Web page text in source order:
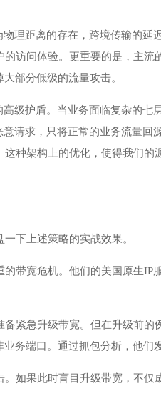
理距离的存在，跨境传输的
访问体验。更重要的是，主
部分低级的流量攻击。
级护盾。当业务面临复杂的
请求，只将正常的业务流量
种架构上的优化，使得我们
下上述策略的实战效果。
带宽危机。他们的美国原生
紧急升级带宽。但在升级前
务端口。通过抓包分析，他们
如果此时盲目升级带宽，不